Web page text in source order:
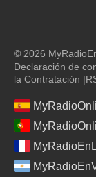
© 2026
Declaración de
la Contratación |